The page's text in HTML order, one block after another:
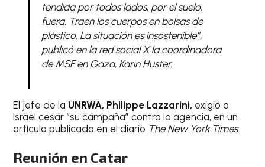
tendida por todos lados, por el suelo,
fuera. Traen los cuerpos en bolsas de
plástico. La situación es insostenible”,
publicó en la red social X la coordinadora
de MSF en Gaza, Karin Huster.
El jefe de la UNRWA, Philippe Lazzarini, exigió a
Israel cesar “su campaña” contra la agencia, en un
artículo publicado en el diario The New York Times.
Reunión en Catar